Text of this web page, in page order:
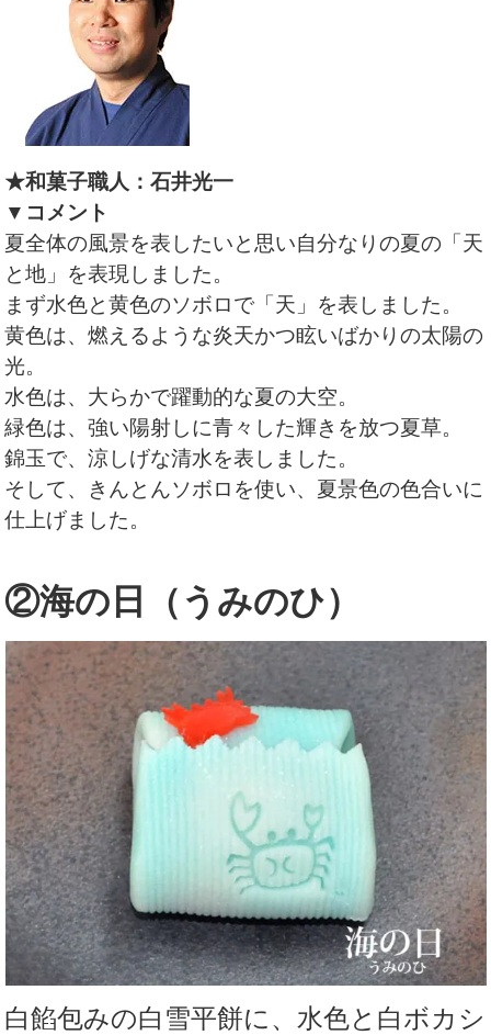
★和菓子職人：石井光一
▼コメント
夏全体の風景を表したいと思い自分なりの夏の「天
と地」を表現しました。
まず水色と黄色のソボロで「天」を表しました。
黄色は、燃えるような炎天かつ眩いばかりの太陽の
光。
水色は、大らかで躍動的な夏の大空。
緑色は、強い陽射しに青々した輝きを放つ夏草。
錦玉で、涼しげな清水を表しました。
そして、
きんとんソボロを使い、夏景色の色合いに
仕上げました。
②海の日（うみのひ）
白餡包みの白雪平餅に、水色と白ボカシ